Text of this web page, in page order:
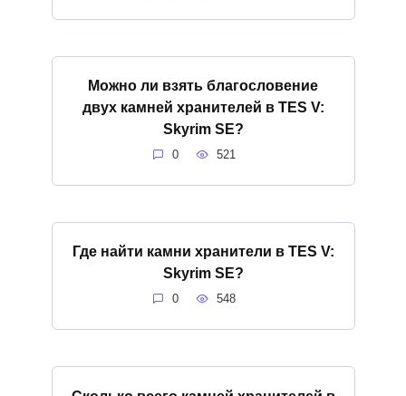
Можно ли взять благословение
двух камней хранителей в TES V:
Skyrim SE?
0 521
Где найти камни хранители в TES V:
Skyrim SE?
0 548